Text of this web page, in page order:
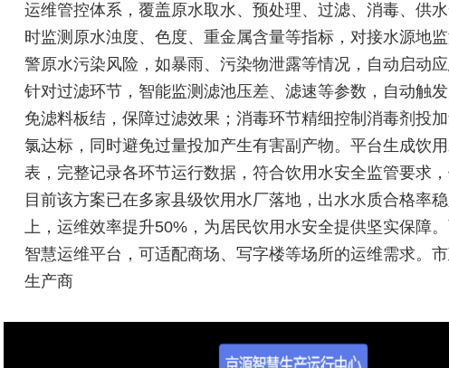
运维管控体系，覆盖原水取水、预处理、过滤、消毒、供
时监测原水浊度、色度、重金属含量等指标，对接水源地
警原水污染风险，如暴雨、污染物泄露等情况，自动启动应
针对过滤环节，智能监测滤池压差、滤速等参数，自动触
免滤料板结，保障过滤效果；消毒环节精细控制消毒剂投
氯达标，同时避免过量投加产生有害副产物。平台生成饮
表，完整记录各环节运行数据，符合饮用水安全监管要求，
目前该方案已在多家县级饮用水厂落地，出水水质合格率
上，运维效率提升50%，为居民饮用水安全提供坚实保障
智慧运维平台，可适配商场、写字楼等场所的运维需求。
生产商